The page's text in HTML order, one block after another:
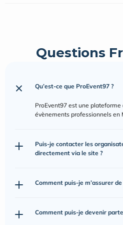
Questions
Qu’est-ce que ProEvent97 ?
ProEvent97 est une
évènements professionnels en
Puis-je contacter les
directement via le site ?
Comment puis-je m’assurer
Comment puis-je devenir